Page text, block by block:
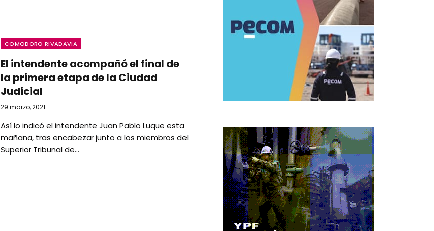
COMODORO RIVADAVIA
El intendente acompañó el final de
la primera etapa de la Ciudad
Judicial
29 marzo, 2021
Así lo indicó el intendente Juan Pablo Luque esta
mañana, tras encabezar junto a los miembros del
Superior Tribunal de…